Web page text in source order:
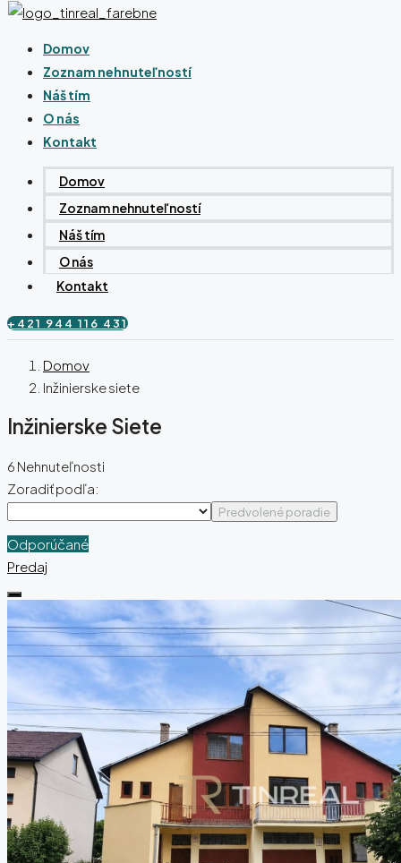
Domov
Zoznam nehnuteľností
Náš tím
O nás
Kontakt
Domov
Zoznam nehnuteľností
Náš tím
O nás
Kontakt
+421 944 116 431
Domov
Inžinierske siete
Inžinierske Siete
6 Nehnuteľnosti
Zoradiť podľa:
Predvolené poradie
Odporúčané
Predaj